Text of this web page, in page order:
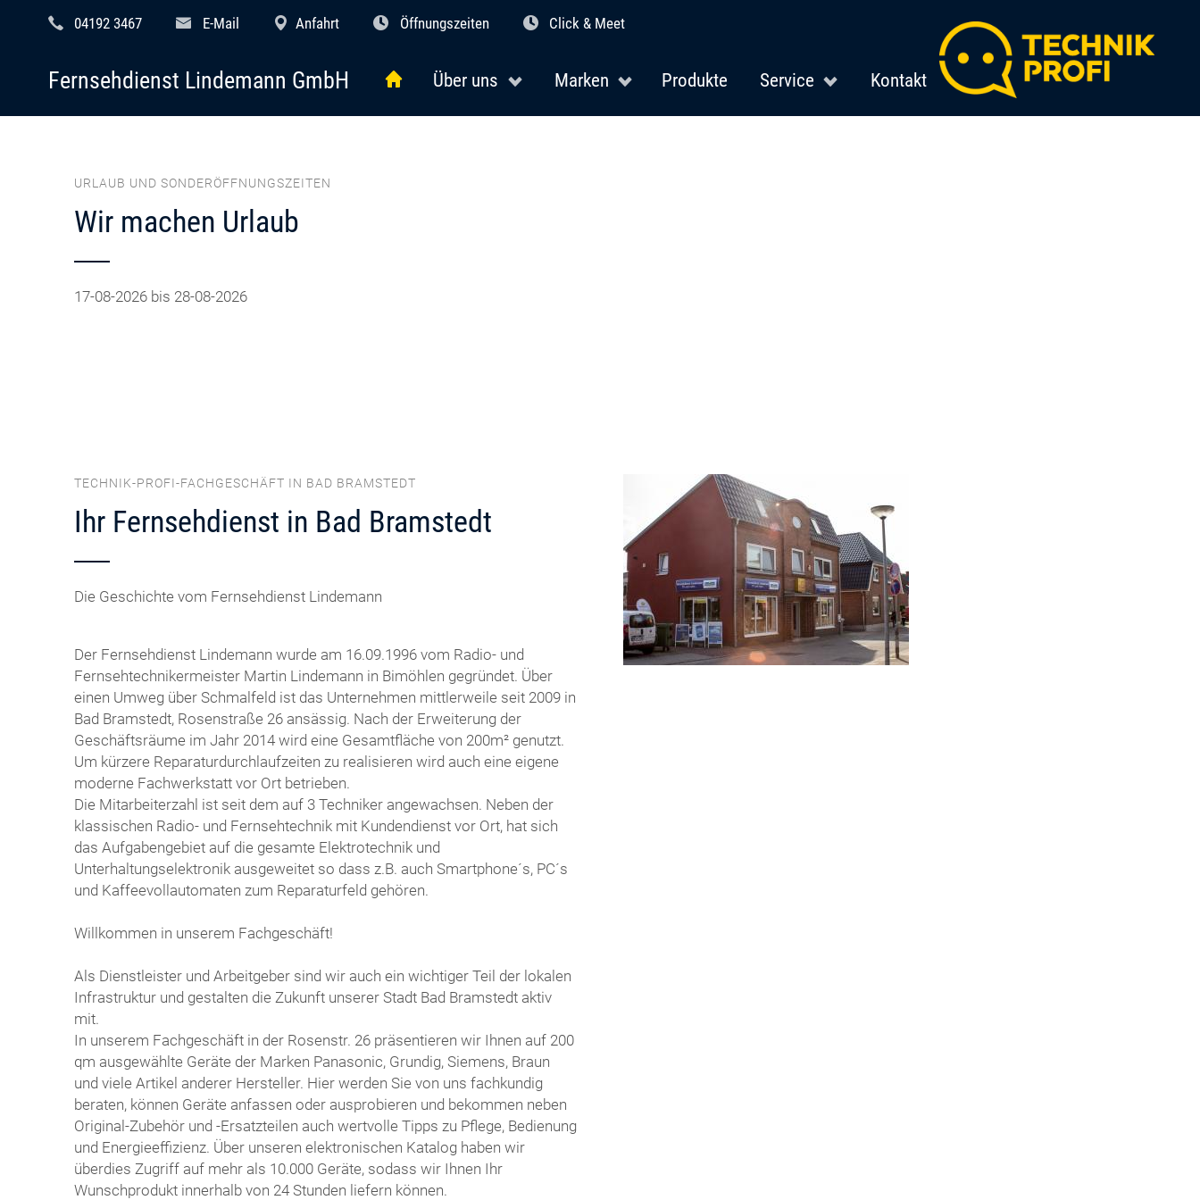
04192 3467 E-Mail Anfahrt Öffnungszeiten Click & Meet
Über uns Marken Produkte Service Kontakt
Fernsehdienst Lindemann GmbH
URLAUB UND SONDERÖFFNUNGSZEITEN
Wir machen Urlaub
17-08-2026 bis 28-08-2026
TECHNIK-PROFI-FACHGESCHÄFT IN BAD BRAMSTEDT
Ihr Fernsehdienst in Bad Bramstedt
Die Geschichte vom Fernsehdienst Lindemann
Der Fernsehdienst Lindemann wurde am 16.09.1996 vom Radio- und
Fernsehtechnikermeister Martin Lindemann in Bimöhlen gegründet. Über
einen Umweg über Schmalfeld ist das Unternehmen mittlerweile seit 2009 in
Bad Bramstedt, Rosenstraße 26 ansässig. Nach der Erweiterung der
Geschäftsräume im Jahr 2014 wird eine Gesamtfläche von 200m² genutzt.
Um kürzere Reparaturdurchlaufzeiten zu realisieren wird auch eine eigene
moderne Fachwerkstatt vor Ort betrieben.
Die Mitarbeiterzahl ist seit dem auf 3 Techniker angewachsen. Neben der
klassischen Radio- und Fernsehtechnik mit Kundendienst vor Ort, hat sich
das Aufgabengebiet auf die gesamte Elektrotechnik und
Unterhaltungselektronik ausgeweitet so dass z.B. auch Smartphone´s, PC´s
und Kaffeevollautomaten zum Reparaturfeld gehören.
Willkommen in unserem Fachgeschäft!
Als Dienstleister und Arbeitgeber sind wir auch ein wichtiger Teil der lokalen
Infrastruktur und gestalten die Zukunft unserer Stadt Bad Bramstedt aktiv
mit.
In unserem Fachgeschäft in der Rosenstr. 26 präsentieren wir Ihnen auf 200
qm ausgewählte Geräte der Marken Panasonic, Grundig, Siemens, Braun
und viele Artikel anderer Hersteller. Hier werden Sie von uns fachkundig
beraten, können Geräte anfassen oder ausprobieren und bekommen neben
Original-Zubehör und -Ersatzteilen auch wertvolle Tipps zu Pflege, Bedienung
und Energieeffizienz. Über unseren elektronischen Katalog haben wir
überdies Zugriff auf mehr als 10.000 Geräte, sodass wir Ihnen Ihr
Wunschprodukt innerhalb von 24 Stunden liefern können.